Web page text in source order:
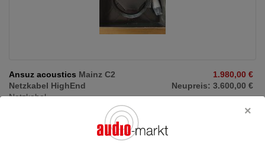
Ansuz acoustics Mainz C2
Netzkabel HighEnd
Netzkabel
Slowenien (2000)
1.980,00 €
Neupreis: 3.600,00 €